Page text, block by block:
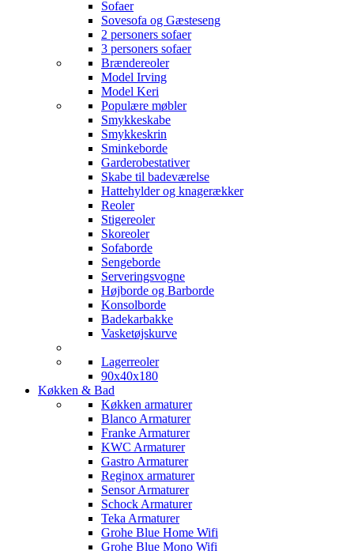
Sofaer
Sovesofa og Gæsteseng
2 personers sofaer
3 personers sofaer
Brændereoler
Model Irving
Model Keri
Populære møbler
Smykkeskabe
Smykkeskrin
Sminkeborde
Garderobestativer
Skabe til badeværelse
Hattehylder og knagerækker
Reoler
Stigereoler
Skoreoler
Sofaborde
Sengeborde
Serveringsvogne
Højborde og Barborde
Konsolborde
Badekarbakke
Vasketøjskurve
Lagerreoler
90x40x180
Køkken & Bad
Køkken armaturer
Blanco Armaturer
Franke Armaturer
KWC Armaturer
Gastro Armaturer
Reginox armaturer
Sensor Armaturer
Schock Armaturer
Teka Armaturer
Grohe Blue Home Wifi
Grohe Blue Mono Wifi